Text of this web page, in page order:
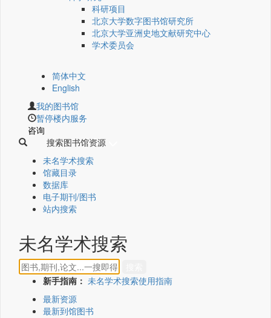
科研项目
北京大学数字图书馆研究所
北京大学亚洲史地文献研究中心
学术委员会
简体中文
English
我的图书馆
暂停楼内服务
咨询
搜索图书馆资源
未名学术搜索
馆藏目录
数据库
电子期刊/图书
站内搜索
未名学术搜索
新手指南： 未名学术搜索使用指南
最新资源
最新到馆图书